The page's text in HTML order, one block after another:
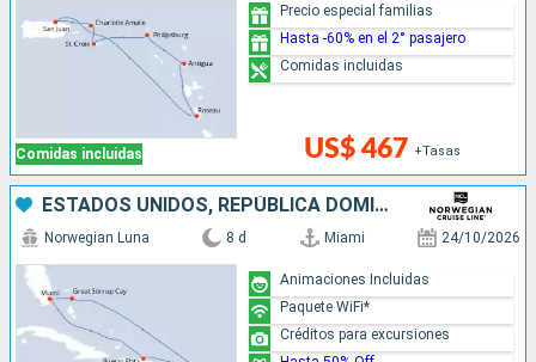
Comidas incluidas US$ 467 +Tasas
Precio especial familias
Hasta -60% en el 2° pasajero
Comidas incluidas
ESTADOS UNIDOS, REPÚBLICA DOMINICANA, BAHAMAS
Norwegian Luna 8 d Miami 24/10/2026
Animaciones Incluidas
Paquete WiFi*
Créditos para excursiones